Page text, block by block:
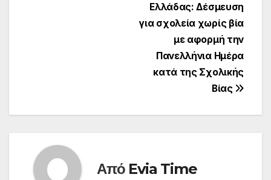
Ελλάδας: Δέσμευση
για σχολεία χωρίς βία
με αφορμή την
Πανελλήνια Ημέρα
κατά της Σχολικής
Βίας
Από Evia Time